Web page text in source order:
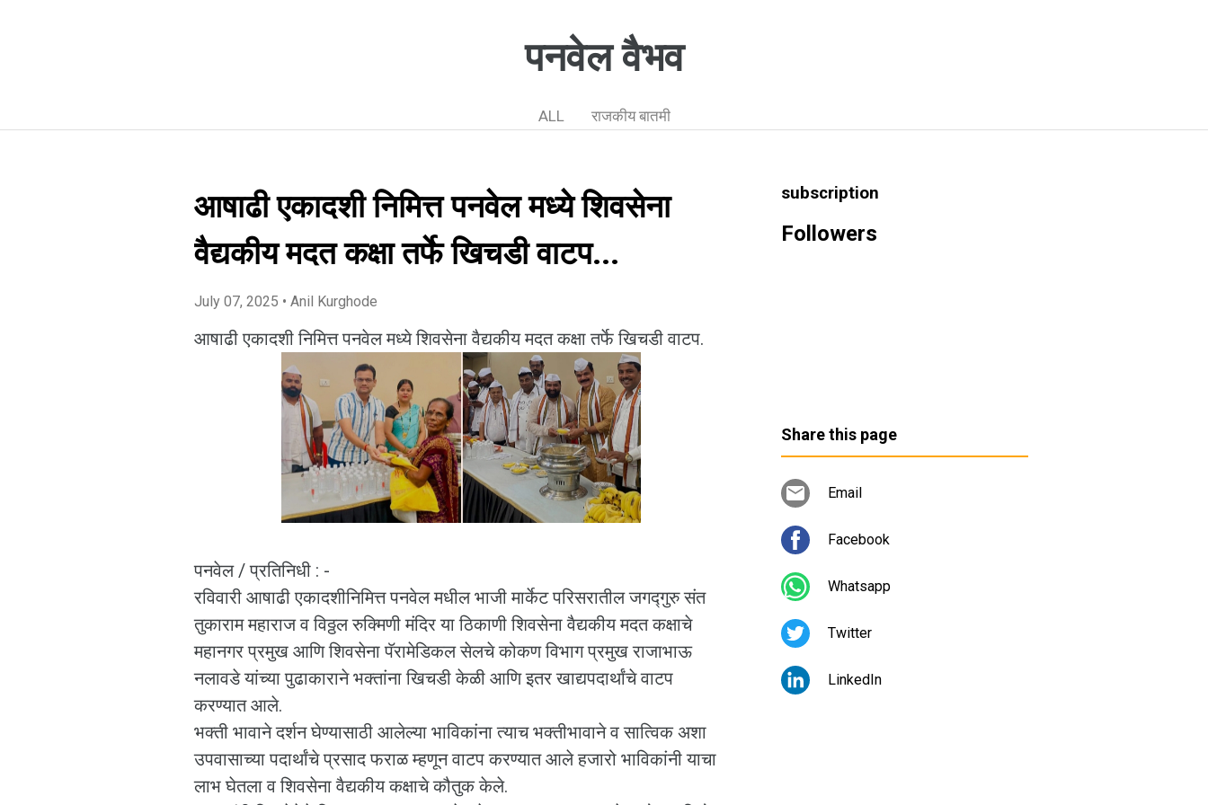
पनवेल वैभव
ALL राजकीय बातमी
आषाढी एकादशी निमित्त पनवेल मध्ये शिवसेना
वैद्यकीय मदत कक्षा तर्फे खिचडी वाटप...
July 07, 2025 • Anil Kurghode
आषाढी एकादशी निमित्त पनवेल मध्ये शिवसेना वैद्यकीय मदत कक्षा तर्फे खिचडी वाटप.
पनवेल / प्रतिनिधी : -
रविवारी आषाढी एकादशीनिमित्त पनवेल मधील भाजी मार्केट परिसरातील जगद्गुरु संत
तुकाराम महाराज व विठ्ठल रुक्मिणी मंदिर या ठिकाणी शिवसेना वैद्यकीय मदत कक्षाचे
महानगर प्रमुख आणि शिवसेना पॅरामेडिकल सेलचे कोकण विभाग प्रमुख राजाभाऊ
नलावडे यांच्या पुढाकाराने भक्तांना खिचडी केळी आणि इतर खाद्यपदार्थांचे वाटप
करण्यात आले.
भक्ती भावाने दर्शन घेण्यासाठी आलेल्या भाविकांना त्याच भक्तीभावाने व सात्विक अशा
उपवासाच्या पदार्थांचे प्रसाद फराळ म्हणून वाटप करण्यात आले हजारो भाविकांनी याचा
लाभ घेतला व शिवसेना वैद्यकीय कक्षाचे कौतुक केले.
subscription
Followers
Share this page
Email
Facebook
Whatsapp
Twitter
LinkedIn